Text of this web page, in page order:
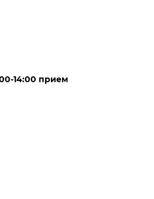
14:00 прием